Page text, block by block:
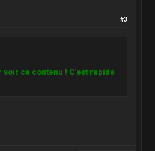
#3
voir ce contenu ! C'est rapide